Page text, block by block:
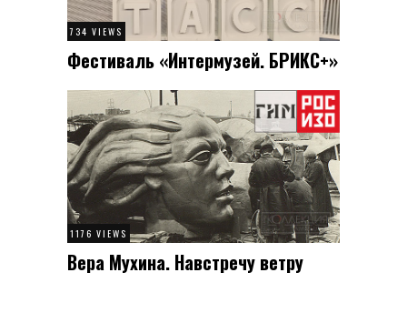
734 VIEWS
Фестиваль «Интермузей. БРИКС+»
1176 VIEWS
Вера Мухина. Навстречу ветру